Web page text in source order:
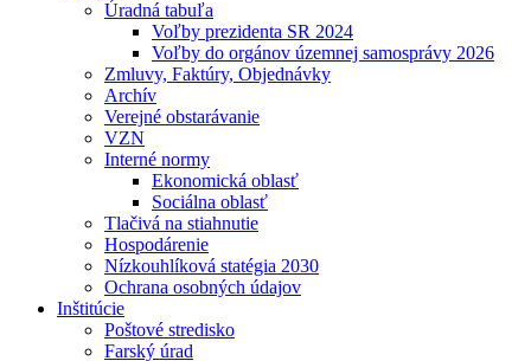
Úradná tabuľa
Voľby prezidenta SR 2024
Voľby do orgánov územnej samosprávy 2026
Zmluvy, Faktúry, Objednávky
Archív
Verejné obstarávanie
VZN
Interné normy
Ekonomická oblasť
Sociálna oblasť
Tlačivá na stiahnutie
Hospodárenie
Nízkouhlíková statégia 2030
Ochrana osobných údajov
Inštitúcie
Poštové stredisko
Farský úrad